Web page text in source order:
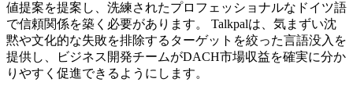
値提案を提案し、洗練されたプロフェッショナルなドイツ語
で信頼関係を築く必要があります。 Talkpalは、気まずい沈
黙や文化的な失敗を排除するターゲットを絞った言語没入を
提供し、ビジネス開発チームがDACH市場収益を確実に分か
りやすく促進できるようにします。